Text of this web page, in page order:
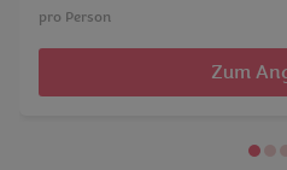
pro Person
Zum